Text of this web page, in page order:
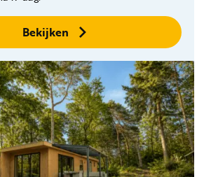
Geen boekingskosten
Bekijken